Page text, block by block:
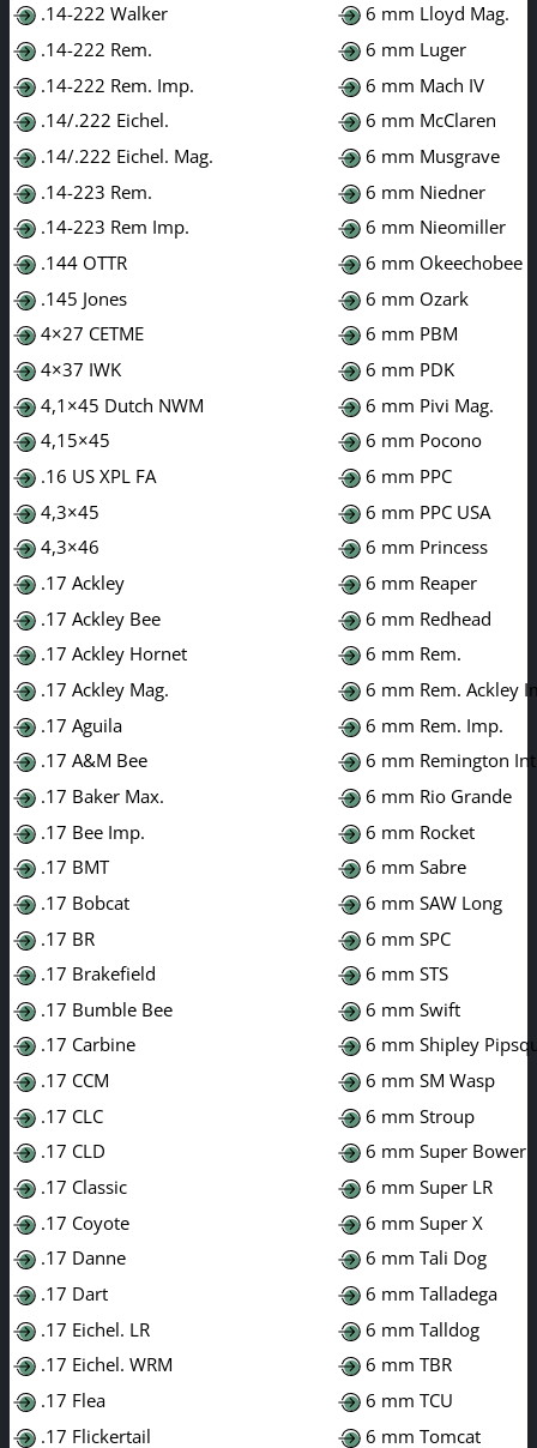
.14-222 Walker
.14-222 Rem.
.14-222 Rem. Imp.
.14/.222 Eichel.
.14/.222 Eichel. Mag.
.14-223 Rem.
.14-223 Rem Imp.
.144 OTTR
.145 Jones
4×27 CETME
4×37 IWK
4,1×45 Dutch NWM
4,15×45
.16 US XPL FA
4,3×45
4,3×46
.17 Ackley
.17 Ackley Bee
.17 Ackley Hornet
.17 Ackley Mag.
.17 Aguila
.17 A&M Bee
.17 Baker Max.
.17 Bee Imp.
.17 BMT
.17 Bobcat
.17 BR
.17 Brakefield
.17 Bumble Bee
.17 Carbine
.17 CCM
.17 CLC
.17 CLD
.17 Classic
.17 Coyote
.17 Danne
.17 Dart
.17 Eichel. LR
.17 Eichel. WRM
.17 Flea
.17 Flickertail
6 mm Lloyd Mag.
6 mm Luger
6 mm Mach IV
6 mm McClaren
6 mm Musgrave
6 mm Niedner
6 mm Nieomiller
6 mm Okeechobee
6 mm Ozark
6 mm PBM
6 mm PDK
6 mm Pivi Mag.
6 mm Pocono
6 mm PPC
6 mm PPC USA
6 mm Princess
6 mm Reaper
6 mm Redhead
6 mm Rem.
6 mm Rem. Ackley
6 mm Rem. Imp.
6 mm Remington
6 mm Rio Grande
6 mm Rocket
6 mm Sabre
6 mm SAW Long
6 mm SPC
6 mm STS
6 mm Swift
6 mm Shipley
6 mm SM Wasp
6 mm Stroup
6 mm Super Bower
6 mm Super LR
6 mm Super X
6 mm Tali Dog
6 mm Talladega
6 mm Talldog
6 mm TBR
6 mm TCU
6 mm Tomcat